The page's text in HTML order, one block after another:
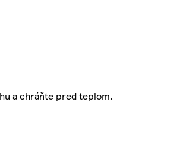
a chráňte pred teplom.